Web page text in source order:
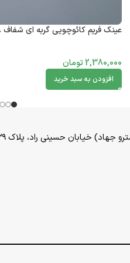
عینک فریم کائوچویی گربه ای شفاف ۰۹۰۸
2,380,000 تومان
افزودن به سبد خرید
خیابان حسینی راد، پلاک ۳۹ واحد 8